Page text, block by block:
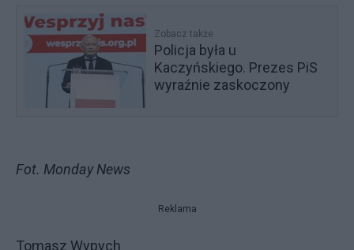
Zobacz także
Policja była u
Kaczyńskiego. Prezes PiS
wyraźnie zaskoczony
Fot. Monday News
Reklama
Tomasz Wypych